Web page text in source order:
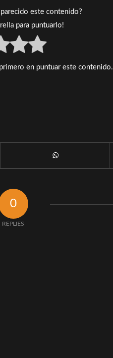
este contenido?
para puntuarlo!
en puntuar este contenido.
0
REPLIES